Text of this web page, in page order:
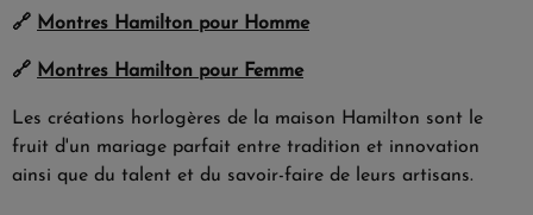
🔗 Montres Hamilton pour Homme
🔗 Montres Hamilton pour Femme
Les créations horlogères de la maison Hamilton sont le
fruit d'un mariage parfait entre tradition et innovation
ainsi que du talent et du savoir-faire de leurs artisans.